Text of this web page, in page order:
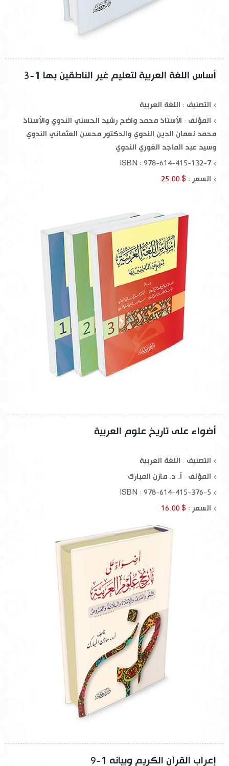
أساس اللغة العربية لتعليم غير الناطقين بها 1-3
التصنيف : اللغة العربية
المؤلف : الأستاذ محمد واضح رشيد الحسني الندوي والأستاذ
محمد نعمان الدين الندوي والدكتور محسن العثماني الندوي
وسيد عبد الماجد الغوري الندوي
ISBN : 978-614-415-132-7
السعر : $ 25.00
أضواء على تاريخ علوم العربية
التصنيف : اللغة العربية
المؤلف : أ. د. مازن المبارك
ISBN : 978-614-415-376-5
السعر : $ 16.00
إعراب القرآن الكريم وبيانه 1-9